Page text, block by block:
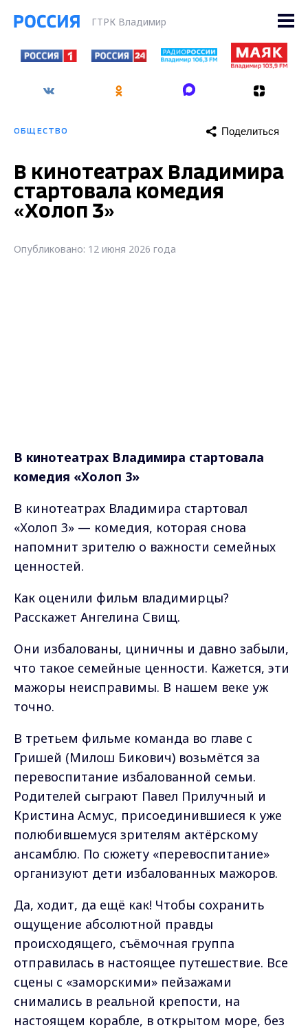
ГТРК Владимир
ОБЩЕСТВО Поделиться
В кинотеатрах Владимира
стартовала комедия
«Холоп 3»
Опубликовано: 12 июня 2026 года
В кинотеатрах Владимира стартовала
комедия «Холоп 3»
В кинотеатрах Владимира стартовал
«Холоп 3» — комедия, которая снова
напомнит зрителю о важности семейных
ценностей.
Как оценили фильм владимирцы?
Расскажет Ангелина Свищ.
Они избалованы, циничны и давно забыли,
что такое семейные ценности. Кажется, эти
мажоры неисправимы. В нашем веке уж
точно.
В третьем фильме команда во главе с
Гришей (Милош Бикович) возьмётся за
перевоспитание избалованной семьи.
Родителей сыграют Павел Прилучный и
Кристина Асмус, присоединившиеся к уже
полюбившемуся зрителям актёрскому
ансамблю. По сюжету «перевоспитание»
организуют дети избалованных мажоров.
Да, ходит, да ещё как! Чтобы сохранить
ощущение абсолютной правды
происходящего, съёмочная группа
отправилась в настоящее путешествие. Все
сцены с «заморскими» пейзажами
снимались в реальной крепости, на
настоящем корабле, в открытом море, без